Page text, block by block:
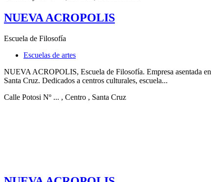
NUEVA ACROPOLIS
Escuela de Filosofía
Escuelas de artes
NUEVA ACROPOLIS, Escuela de Filosofía. Empresa asentada en
Santa Cruz. Dedicados a centros culturales, escuela...
Calle Potosi Nº ... , Centro , Santa Cruz